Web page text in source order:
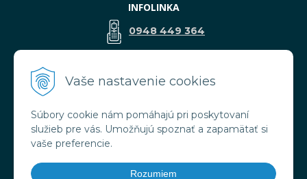
Vaše nastavenie cookies
Súbory cookie nám pomáhajú pri poskytovaní
služieb pre vás. Umožňujú spoznať a zapamätať si
vaše preferencie.
Rozumiem
INFOLINKA
0948 449 364
VŠETKO O NÁKUPE
Obchodné podmienky
Doprava a platba